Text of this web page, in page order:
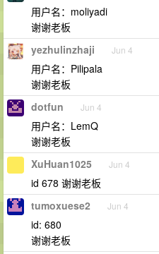
用户名：moliyadi
谢谢老板
yezhulinzhaji Jun 4
用户名：Pilipala
谢谢老板
dotfun Jun 4
用户名：LemQ
谢谢老板
XuHuan1025 Jun 4
id 678 谢谢老板
tumoxuese2 Jun 4
id: 680
谢谢老板